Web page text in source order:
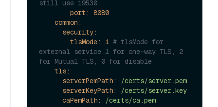
still use 19530
port:
8080
common:
security:
tlsMode:
1 # tlsMode for
external service 1 for one-way TLS, 2
for Mutual TLS, 0 for disable
tls:
serverPemPath:
/certs/server.pem
serverKeyPath:
/certs/server.key
caPemPath:
/certs/ca.pem